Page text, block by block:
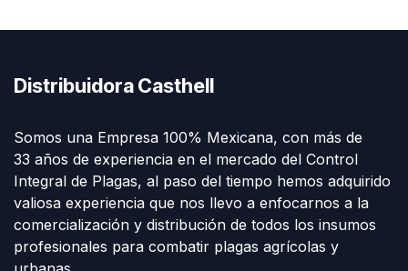
Distribuidora Casthell
Somos una Empresa 100% Mexicana, con más de
33 años de experiencia en el mercado del Control
Integral de Plagas, al paso del tiempo hemos adquirido
valiosa experiencia que nos llevo a enfocarnos a la
comercialización y distribución de todos los insumos
profesionales para combatir plagas agrícolas y